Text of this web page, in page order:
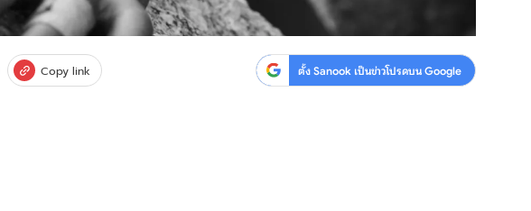
Copy link ตั้ง Sanook เป็นข่าวโปรดบน Google